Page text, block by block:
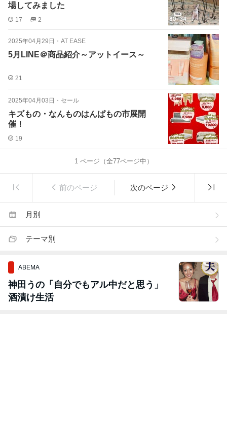
場してみました
17 2
2025年04月29日 ・ AT EASE
5月LINE＠商品紹介～アットイース～
21
2025年04月03日 ・ セール
キズもの・なんものはんぱもの市展開
催！
19
1ページ（全77ページ中）
前のページ 次のページ
月別
テーマ別
ABEMA
神田うの「自分でもアル中だと思う」
酒漬け生活